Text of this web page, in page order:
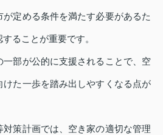
定める条件を満たす必要があるた
ることが重要です。
一部が公的に支援されることで、空
けた一歩を踏み出しやすくなる点が
対策計画では、空き家の適切な管理